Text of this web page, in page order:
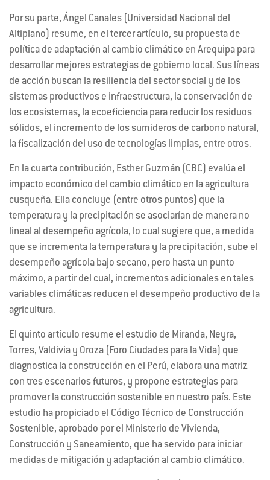
Por su parte, Ángel Canales (Universidad Nacional del
Altiplano) resume, en el tercer artículo, su propuesta de
política de adaptación al cambio climático en Arequipa para
desarrollar mejores estrategias de gobierno local. Sus líneas
de acción buscan la resiliencia del sector social y de los
sistemas productivos e infraestructura, la conservación de
los ecosistemas, la ecoeficiencia para reducir los residuos
sólidos, el incremento de los sumideros de carbono natural,
la fiscalización del uso de tecnologías limpias, entre otros.
En la cuarta contribución, Esther Guzmán (CBC) evalúa el
impacto económico del cambio climático en la agricultura
cusqueña. Ella concluye (entre otros puntos) que la
temperatura y la precipitación se asociarían de manera no
lineal al desempeño agrícola, lo cual sugiere que, a medida
que se incrementa la temperatura y la precipitación, sube el
desempeño agrícola bajo secano, pero hasta un punto
máximo, a partir del cual, incrementos adicionales en tales
variables climáticas reducen el desempeño productivo de la
agricultura.
El quinto artículo resume el estudio de Miranda, Neyra,
Torres, Valdivia y Oroza (Foro Ciudades para la Vida) que
diagnostica la construcción en el Perú, elabora una matriz
con tres escenarios futuros, y propone estrategias para
promover la construcción sostenible en nuestro país. Este
estudio ha propiciado el Código Técnico de Construcción
Sostenible, aprobado por el Ministerio de Vivienda,
Construcción y Saneamiento, que ha servido para iniciar
medidas de mitigación y adaptación al cambio climático.